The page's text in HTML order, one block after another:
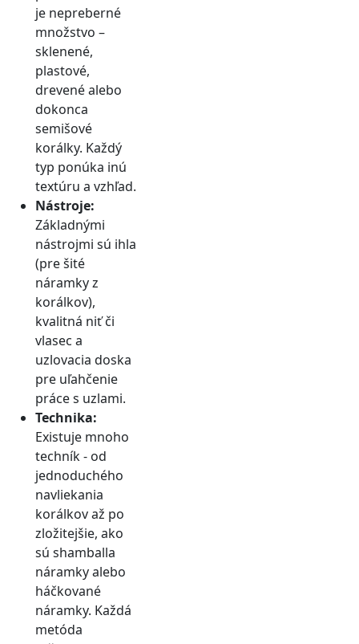
je nepreberné
množstvo –
sklenené,
plastové,
drevené alebo
dokonca
semišové
korálky. Každý
typ ponúka inú
textúru a vzhľad.
Nástroje:
Základnými
nástrojmi sú ihla
(pre šité
náramky z
korálkov),
kvalitná niť či
vlasec a
uzlovacia doska
pre uľahčenie
práce s uzlami.
Technika:
Existuje mnoho
techník - od
jednoduchého
navliekania
korálkov až po
zložitejšie, ako
sú shamballa
náramky alebo
háčkované
náramky. Každá
metóda